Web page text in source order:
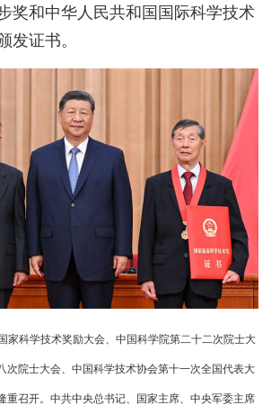
奖和中华人民共和国国际科学技术
发证书。
家科学技术奖励大会、中国科学院第二十二次院士大
次院士大会、中国科学技术协会第十一次全国代表大
重召开。中共中央总书记、国家主席、中央军委主席